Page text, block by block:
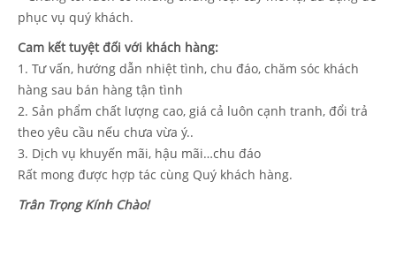
phục vụ quý khách.
Cam kết tuyệt đối với khách hàng:
1. Tư vấn, hướng dẫn nhiệt tình, chu đáo, chăm sóc khách
hàng sau bán hàng tận tình
2. Sản phẩm chất lượng cao, giá cả luôn cạnh tranh, đổi trả
theo yêu cầu nếu chưa vừa ý..
3. Dịch vụ khuyến mãi, hậu mãi…chu đáo
Rất mong được hợp tác cùng Quý khách hàng.
Trân Trọng Kính Chào!